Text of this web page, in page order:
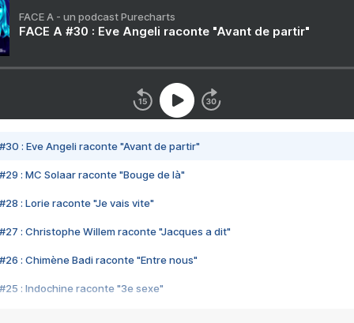
FACE A - un podcast Purecharts
FACE A #30 : Eve Angeli raconte "Avant de partir"
#30 : Eve Angeli raconte "Avant de partir"
#29 : MC Solaar raconte "Bouge de là"
#28 : Lorie raconte "Je vais vite"
#27 : Christophe Willem raconte "Jacques a dit"
#26 : Chimène Badi raconte "Entre nous"
#25 : Indochine raconte "3e sexe"